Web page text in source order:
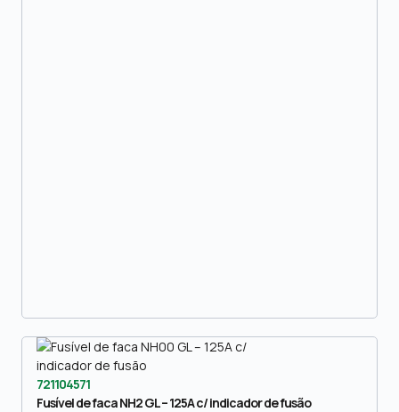
721104571
Fusível de faca NH2 GL – 125A c/ indicador de fusão